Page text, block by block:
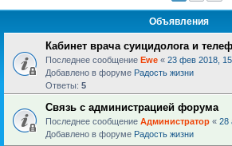
Объявления
Кабинет врача суицидолога и
Последнее сообщение Ewe « 23 фев 2018,
Добавлено в форуме Радость жизни
Ответы: 5
Связь с администрацией форума
Последнее сообщение Администратор « 28
Добавлено в форуме Радость жизни